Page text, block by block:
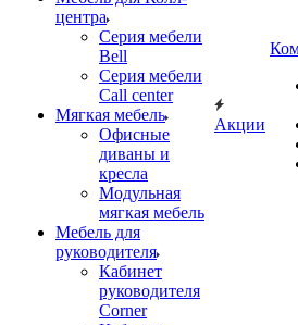
центра
Серия мебели
Bell
Серия мебели
Call center
Мягкая мебель
Офисные
диваны и
кресла
Модульная
мягкая мебель
Мебель для
руководителя
Кабинет
руководителя
Corner
Акции